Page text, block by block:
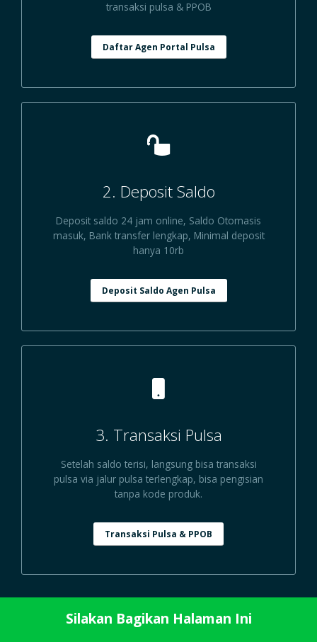
transaksi pulsa & PPOB
Daftar Agen Portal Pulsa
2. Deposit Saldo
Deposit saldo 24 jam online, Saldo Otomasis
masuk, Bank transfer lengkap, Minimal deposit
hanya 10rb
Deposit Saldo Agen Pulsa
3. Transaksi Pulsa
Setelah saldo terisi, langsung bisa transaksi
pulsa via jalur pulsa terlengkap, bisa pengisian
tanpa kode produk.
Transaksi Pulsa & PPOB
Silakan Bagikan Halaman Ini